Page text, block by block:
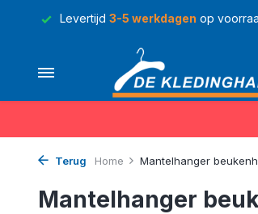
Levertijd 3-5 werkdagen op
Terug Home Mantelhanger
Mantelhanger